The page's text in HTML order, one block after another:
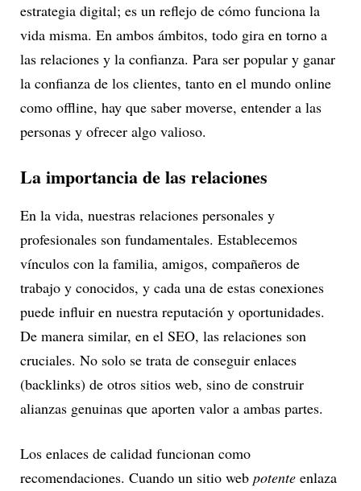
estrategia digital; es un reflejo de cómo funciona la
vida misma. En ambos ámbitos, todo gira en torno a
las relaciones y la confianza. Para ser popular y ganar
la confianza de los clientes, tanto en el mundo online
como offline, hay que saber moverse, entender a las
personas y ofrecer algo valioso.
La importancia de las relaciones
En la vida, nuestras relaciones personales y
profesionales son fundamentales. Establecemos
vínculos con la familia, amigos, compañeros de
trabajo y conocidos, y cada una de estas conexiones
puede influir en nuestra reputación y oportunidades.
De manera similar, en el SEO, las relaciones son
cruciales. No solo se trata de conseguir enlaces
(backlinks) de otros sitios web, sino de construir
alianzas genuinas que aporten valor a ambas partes.
Los enlaces de calidad funcionan como
recomendaciones. Cuando un sitio web potente enlaza